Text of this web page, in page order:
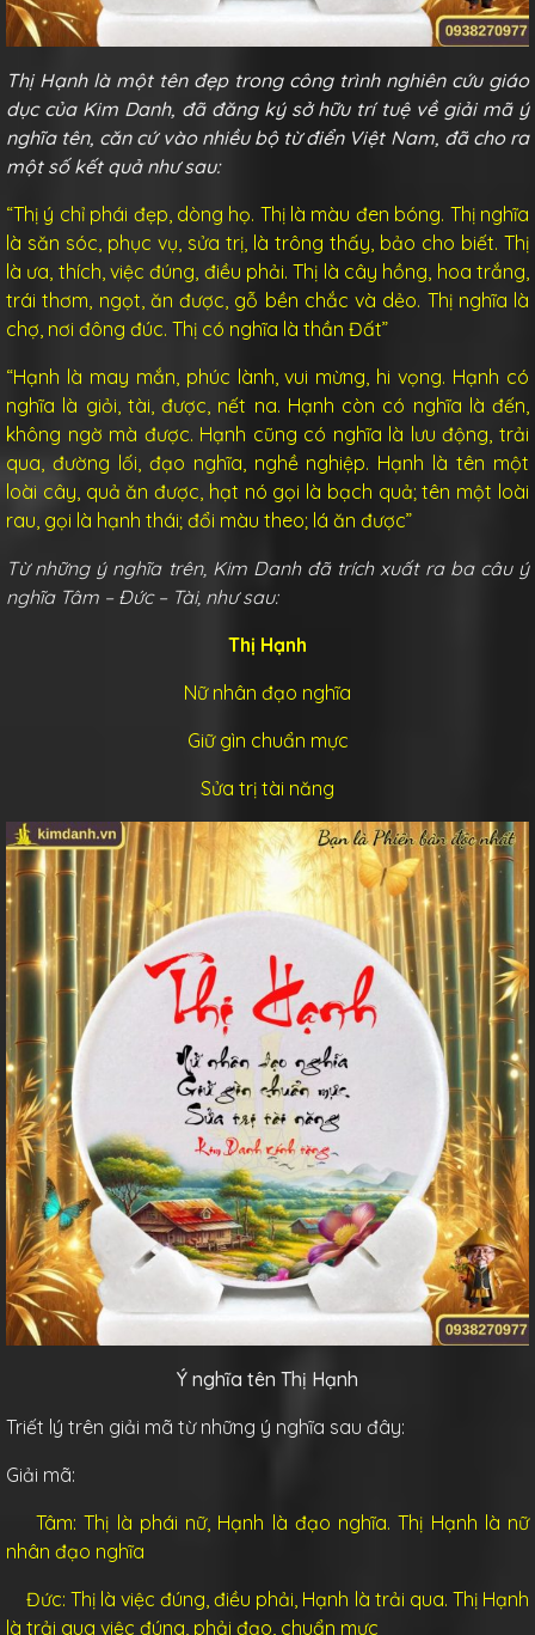
Thị Hạnh là một tên đẹp trong công trình nghiên cứu giáo
dục của Kim Danh, đã đăng ký sở hữu trí tuệ về giải mã ý
nghĩa tên, căn cứ vào nhiều bộ từ điển Việt Nam, đã cho ra
một số kết quả như sau:
“Thị ý chỉ phái đẹp, dòng họ. Thị là màu đen bóng. Thị nghĩa
là săn sóc, phục vụ, sửa trị, là trông thấy, bảo cho biết. Thị
là ưa, thích, việc đúng, điều phải. Thị là cây hồng, hoa trắng,
trái thơm, ngọt, ăn được, gỗ bền chắc và dẻo. Thị nghĩa là
chợ, nơi đông đúc. Thị có nghĩa là thần Đất”
“Hạnh là may mắn, phúc lành, vui mừng, hi vọng. Hạnh có
nghĩa là giỏi, tài, được, nết na. Hạnh còn có nghĩa là đến,
không ngờ mà được. Hạnh cũng có nghĩa là lưu động, trải
qua, đường lối, đạo nghĩa, nghề nghiệp. Hạnh là tên một
loài cây, quả ăn được, hạt nó gọi là bạch quả; tên một loài
rau, gọi là hạnh thái; đổi màu theo; lá ăn được”
Từ những ý nghĩa trên, Kim Danh đã trích xuất ra ba câu ý
nghĩa Tâm – Đức – Tài, như sau:
Thị Hạnh
Nữ nhân đạo nghĩa
Giữ gìn chuẩn mực
Sửa trị tài năng
Ý nghĩa tên Thị Hạnh
Triết lý trên giải mã từ những ý nghĩa sau đây:
Giải mã:
Tâm: Thị là phái nữ, Hạnh là đạo nghĩa. Thị Hạnh là nữ
nhân đạo nghĩa
Đức: Thị là việc đúng, điều phải, Hạnh là trải qua. Thị Hạnh
là trải qua việc đúng, phải đạo, chuẩn mực